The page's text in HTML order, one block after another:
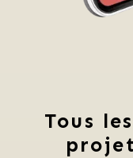
Tous